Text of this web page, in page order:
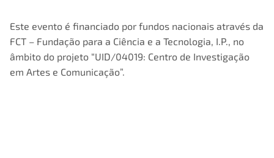
Este evento é financiado por fundos nacionais através da
FCT – Fundação para a Ciência e a Tecnologia, I.P., no
âmbito do projeto “UID/04019: Centro de Investigação
em Artes e Comunicação”.